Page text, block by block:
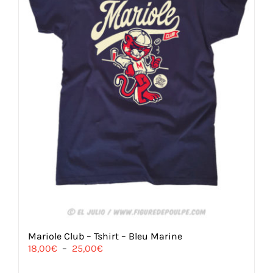
Mariole Club – Tshirt – Bleu Marine
18,00€ – 25,00€Plage